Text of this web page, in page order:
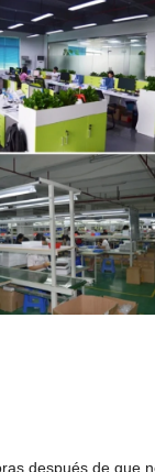
después de que